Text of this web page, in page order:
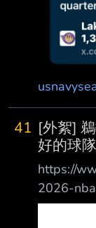
41 [外絮]
好的球隊
https://
2026-
league